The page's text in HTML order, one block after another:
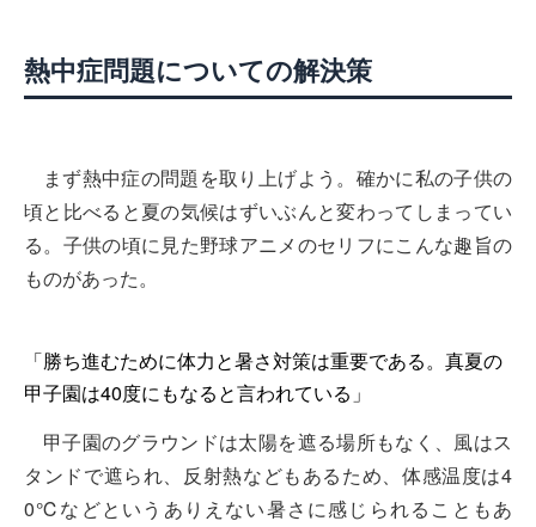
熱中症問題についての解決策
まず熱中症の問題を取り上げよう。確かに私の子供の
頃と比べると夏の気候はずいぶんと変わってしまってい
る。子供の頃に見た野球アニメのセリフにこんな趣旨の
ものがあった。
「勝ち進むために体力と暑さ対策は重要である。真夏の
甲子園は40度にもなると言われている」
甲子園のグラウンドは太陽を遮る場所もなく、風はス
タンドで遮られ、反射熱などもあるため、体感温度は4
0℃などというありえない暑さに感じられることもあ